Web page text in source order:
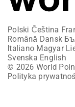
Polski Čeština
Română Dansk
Italiano Magyar
Svenska English
© 2026 World
Polityka